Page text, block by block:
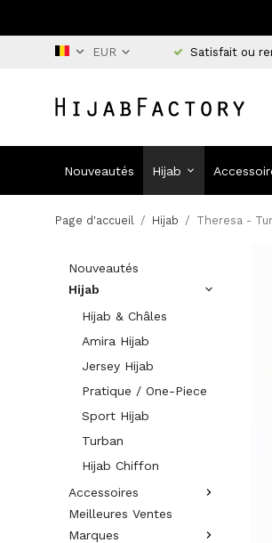
Satisfait ou
Nouveautés Hijab
Page d'accueil / Hijab / Theresa -
Nouveautés
Hijab
Hijab & Châles
Amira Hijab
Jersey Hijab
Pratique / One-Piece
Sport Hijab
Turban
Hijab Chiffon
Accessoires
Meilleures Ventes
Marques